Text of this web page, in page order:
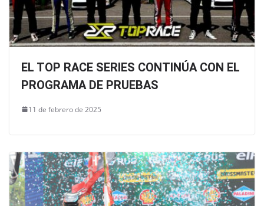
EL TOP RACE SERIES CONTINÚA CON EL
PROGRAMA DE PRUEBAS
11 de febrero de 2025